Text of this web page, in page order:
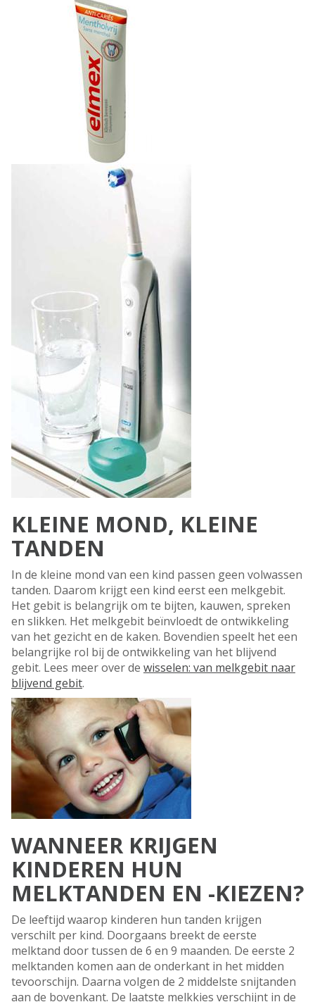
KLEINE MOND, KLEINE
TANDEN
In de kleine mond van een kind passen geen volwassen
tanden. Daarom krijgt een kind eerst een melkgebit.
Het gebit is belangrijk om te bijten, kauwen, spreken
en slikken. Het melkgebit beïnvloedt de ontwikkeling
van het gezicht en de kaken. Bovendien speelt het een
belangrijke rol bij de ontwikkeling van het blijvend
gebit. Lees meer over de wisselen: van melkgebit naar
blijvend gebit.
WANNEER KRIJGEN
KINDEREN HUN
MELKTANDEN EN -KIEZEN?
De leeftijd waarop kinderen hun tanden krijgen
verschilt per kind. Doorgaans breekt de eerste
melktand door tussen de 6 en 9 maanden. De eerste 2
melktanden komen aan de onderkant in het midden
tevoorschijn. Daarna volgen de 2 middelste snijtanden
aan de bovenkant. De laatste melkkies verschijnt in de